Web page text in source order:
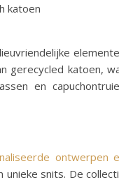
katoen
gerecycled katoen,
en
ontwerpen
snits. De